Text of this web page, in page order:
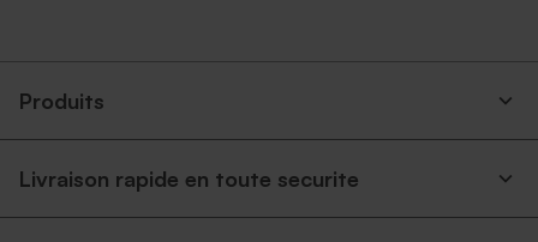
Produits
Livraison rapide en toute securite